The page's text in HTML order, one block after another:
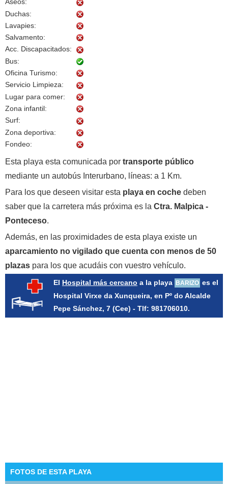
Aseos:
Duchas:
Lavapies:
Salvamento:
Acc. Discapacitados:
Bus:
Oficina Turismo:
Servicio Limpieza:
Lugar para comer:
Zona infantil:
Surf:
Zona deportiva:
Fondeo:
Esta playa esta comunicada por transporte público
mediante un autobús Interurbano, líneas: a 1 Km.
Para los que deseen visitar esta playa en coche deben
saber que la carretera más próxima es la Ctra. Malpica -
Ponteceso.
Además, en las proximidades de esta playa existe un
aparcamiento no vigilado que cuenta con menos de 50
plazas para los que acudáis con vuestro vehículo.
El Hospital más cercano a la playa BARIZO es el
Hospital Virxe da Xunqueira, en Pº do Alcalde
Pepe Sánchez, 7 (Cee) - Tlf: 981706010.
FOTOS DE ESTA PLAYA